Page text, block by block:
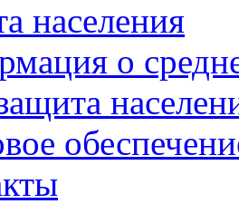
населения
о